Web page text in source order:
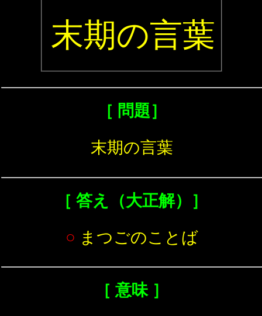
末期の言葉
［ 問題］
末期の言葉
［ 答え（大正解）］
○ まつごのことば
［ 意味 ］